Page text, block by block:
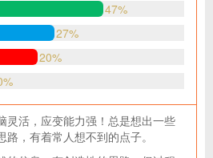
47%
27%
20%
灵活，应变能力强！总是想出一些
路，有着常人想不到的点子。